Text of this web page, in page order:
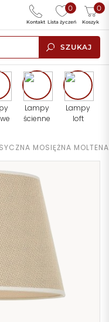
SZUKAJ
0
Lista życzeń
0
Koszyk
Kontakt
Lampy
ścienne
Lampy
loft
MOSIĘŻNA MOLTENA